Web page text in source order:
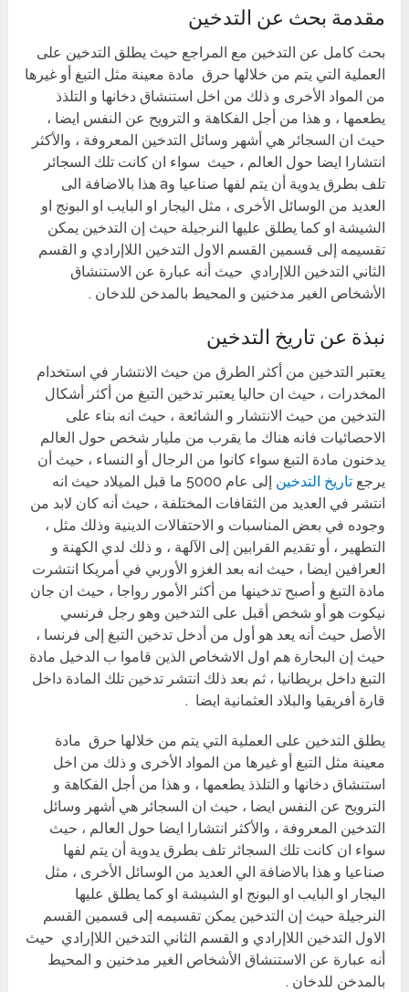
مقدمة بحث عن التدخين
بحث كامل عن التدخين مع المراجع حيث يطلق التدخين على
العملية التي يتم من خلالها حرق مادة معينة مثل التبغ أو غيرها
من المواد الأخرى و ذلك من اخل استنشاق دخانها و التلذذ
يطعمها ، و هذا من أجل الفكاهة و الترويح عن النفس ايضا ،
حيث ان السجائر هي أشهر وسائل التدخين المعروفة ، والأكثر
انتشارا ايضا حول العالم ، حيث سواء ان كانت تلك السجائر
تلف بطرق يدوية أن يتم لفها صناعيا وa هذا بالاضافة الى
العديد من الوسائل الأخرى ، مثل اليجار او البايب او البونج او
الشيشة او كما يطلق عليها النرجيلة حيث إن التدخين يمكن
تقسيمه إلى قسمين القسم الاول التدخين اللاإرادي و القسم
الثاني التدخين اللاإرادي حيث أنه عبارة عن الاستنشاق
الأشخاص الغير مدخنين و المحيط بالمدخن للدخان .
نبذة عن تاريخ التدخين
يعتبر التدخين من أكثر الطرق من حيث الانتشار في استخدام
المخدرات ، حيث ان حاليا يعتبر تدخين التبغ من أكثر أشكال
التدخين من حيث الانتشار و الشائعة ، حيث انه بناء على
الاحصائيات فانه هناك ما يقرب من مليار شخص حول العالم
يدخنون مادة التبغ سواء كانوا من الرجال أو النساء ، حيث أن
يرجعتاريخ التدخين
إلى عام 5000 ما قبل الميلاد حيث انه
انتشر في العديد من الثقافات المختلفة ، حيث أنه كان لابد من
وجوده في بعض المناسبات و الاحتفالات الدينية وذلك مثل ،
التطهير ، أو تقديم القرابين إلى الآلهة ، و ذلك لدي الكهنة و
العرافين ايضا ، حيث انه بعد الغزو الأوربي في أمريكا انتشرت
مادة التبغ و أصبح تدخينها من أكثر الأمور رواجا ، حيث ان جان
نيكوت هو أو شخص أقبل على التدخين وهو رجل فرنسي
الأصل حيث أنه يعد هو أول من أدخل تدخين التبغ إلى فرنسا ،
حيث إن البحارة هم اول الاشخاص الذين قاموا ب الدخيل مادة
التبغ داخل بريطانيا ، ثم بعد ذلك انتشر تدخين تلك المادة داخل
قارة أفريقيا والبلاد العثمانية ايضا .
يطلق التدخين على العملية التي يتم من خلالها حرق مادة
معينة مثل التبغ أو غيرها من المواد الأخرى و ذلك من اخل
استنشاق دخانها و التلذذ يطعمها ، و هذا من أجل الفكاهة و
الترويح عن النفس ايضا ، حيث ان السجائر هي أشهر وسائل
التدخين المعروفة ، والأكثر انتشارا ايضا حول العالم ، حيث
سواء ان كانت تلك السجائر تلف بطرق يدوية أن يتم لفها
صناعيا و هذا بالاضافة الي العديد من الوسائل الأخرى ، مثل
اليجار او البايب او البونج او الشيشة او كما يطلق عليها
النرجيلة حيث إن التدخين يمكن تقسيمه إلى قسمين القسم
الاول التدخين اللاإرادي و القسم الثاني التدخين اللاإرادي حيث
أنه عبارة عن الاستنشاق الأشخاص الغير مدخنين و المحيط
بالمدخن للدخان .